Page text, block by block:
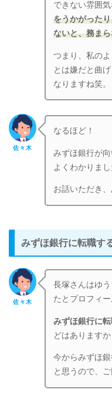
できない雰囲
をうかがった
ないと、務ま
つまり、私の
とは嫌だと曲
なりますね笑。
佐々木
なるほど！
みずほ銀行が
よくわかりまし
お話いただき
みずほ銀行に転職す
佐々木
長塚さんはゆ
たとプロフィ
みずほ銀行に
どはありますか
今からみずほ
と思うので、